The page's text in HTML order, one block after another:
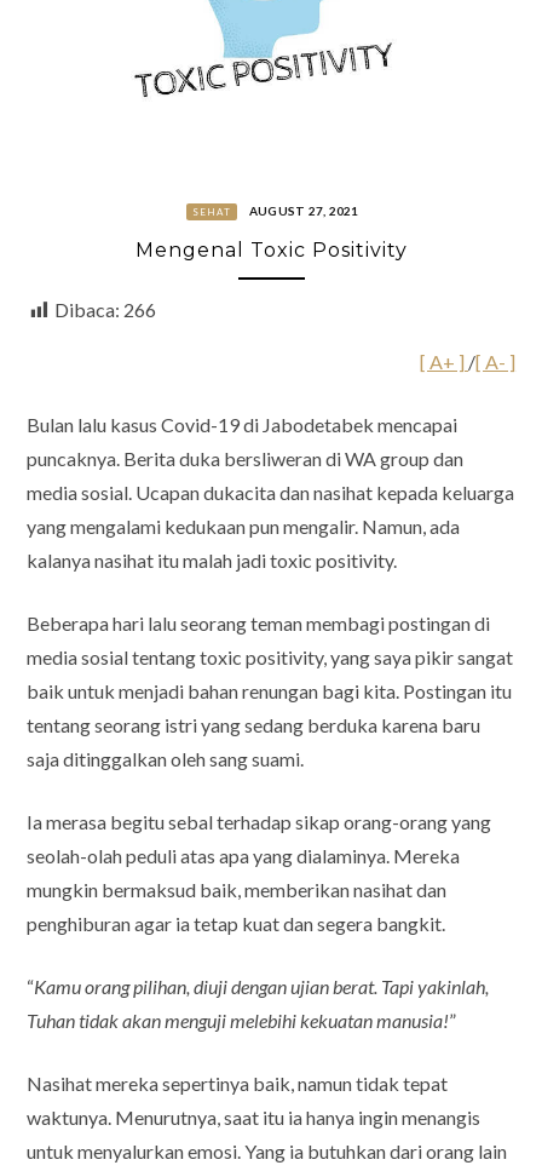
SEHAT AUGUST 27, 2021
Mengenal Toxic Positivity
Dibaca: 266
[ A+ ] /[ A- ]
Bulan lalu kasus Covid-19 di Jabodetabek mencapai
puncaknya. Berita duka bersliweran di WA group dan
media sosial. Ucapan dukacita dan nasihat kepada keluarga
yang mengalami kedukaan pun mengalir. Namun, ada
kalanya nasihat itu malah jadi toxic positivity.
Beberapa hari lalu seorang teman membagi postingan di
media sosial tentang toxic positivity, yang saya pikir sangat
baik untuk menjadi bahan renungan bagi kita. Postingan itu
tentang seorang istri yang sedang berduka karena baru
saja ditinggalkan oleh sang suami.
Ia merasa begitu sebal terhadap sikap orang-orang yang
seolah-olah peduli atas apa yang dialaminya. Mereka
mungkin bermaksud baik, memberikan nasihat dan
penghiburan agar ia tetap kuat dan segera bangkit.
“Kamu orang pilihan, diuji dengan ujian berat. Tapi yakinlah,
Tuhan tidak akan menguji melebihi kekuatan manusia!”
Nasihat mereka sepertinya baik, namun tidak tepat
waktunya. Menurutnya, saat itu ia hanya ingin menangis
untuk menyalurkan emosi. Yang ia butuhkan dari orang lain